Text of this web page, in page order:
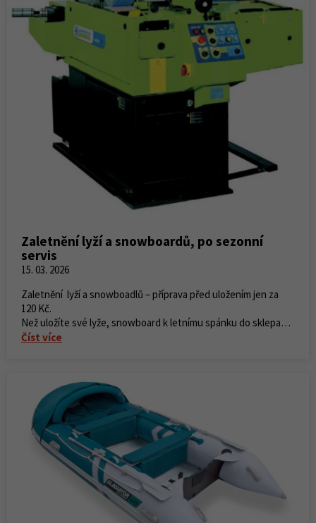
Zaletnění lyží a snowboardů, po sezonní
servis
15. 03. 2026
Zaletnění lyží a snowboadlů – příprava před uložením jen za
120 Kč.
Než uložíte své lyže, snowboard k letnímu spánku do sklepa
nebo na půdu, tak je důležité nezapomenout na zaletnění.
Číst více